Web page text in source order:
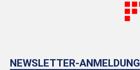
NEWSLETTER-ANMELDUNG